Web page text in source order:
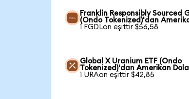
Franklin Responsibly Sourced
(Ondo Tokenized)'dan
1 FGDLon eşittir $56,58
Global X Uranium ETF (Ondo
Tokenized)'dan Amerikan
1 URAon eşittir $42,85